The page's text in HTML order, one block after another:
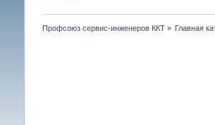
Профсоюз сервис-инженеров ККТ» Главная